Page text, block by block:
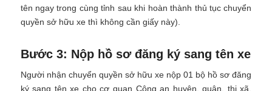
tên ngay trong cùng tỉnh sau khi hoàn thành thủ tục chuyển
quyền sở hữu xe thì không cần giấy này).
Bước 3: Nộp hồ sơ đăng ký sang tên xe
Người nhận chuyển quyền sở hữu xe nộp 01 bộ hồ sơ đăng
ký sang tên xe cho cơ quan Công an huyện, quận, thị xã,